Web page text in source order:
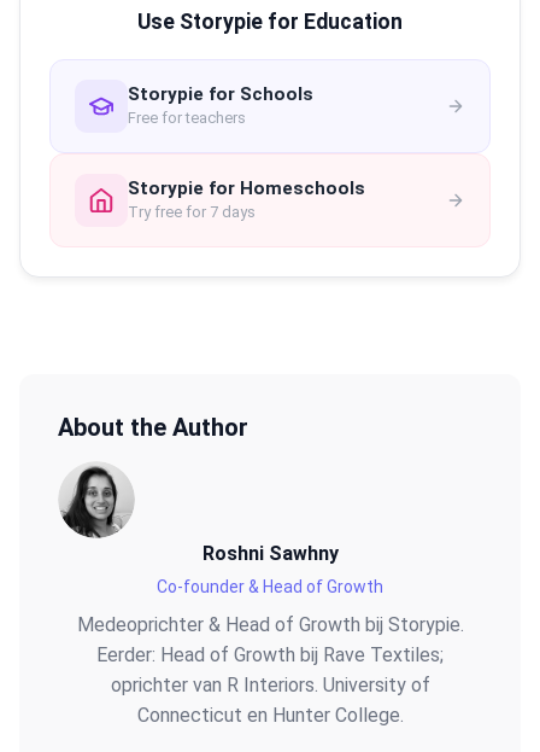
Use Storypie for Education
Storypie for Schools
Free for teachers
Storypie for Homeschools
Try free for 7 days
About the Author
Roshni Sawhny
Co-founder & Head of Growth
Medeoprichter & Head of Growth bij Storypie.
Eerder: Head of Growth bij Rave Textiles;
oprichter van R Interiors. University of
Connecticut en Hunter College.